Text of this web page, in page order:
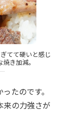
てて硬いと感じ
き加減。
たのです。
来の力強さが